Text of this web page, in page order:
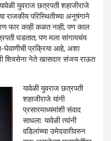
युवराज छत्रपती शहाजीराजे
राजकीय परिस्थितीच्या अनुषंगाने
फार काही कळत नाही; पण काल
घडतात; पण मला सांगायचंय
घेवाणीची प्रक्रिया आहे, अशा
शिवसेना नेते खासदार संजय राऊत
यावेळी युवराज छत्रपती
शहाजीराजे यांनी
प्रसारमाध्यमांशी संवाद
साधला. यावेळी त्यांनी
वडिलांच्या उमेदवारीवरुन